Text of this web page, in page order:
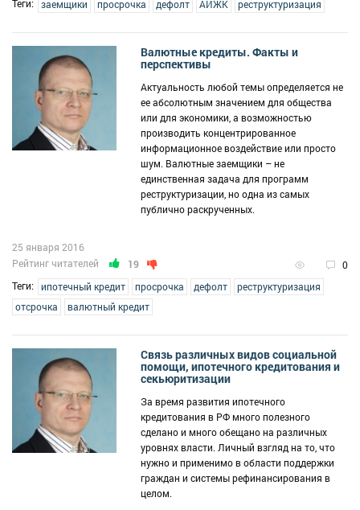
Теги: заемщики просрочка дефолт АИЖК реструктуризация
Валютные кредиты. Факты и
перспективы
Актуальность любой темы определяется не
ее абсолютным значением для общества
или для экономики, а возможностью
производить концентрированное
информационное воздействие или просто
шум. Валютные заемщики – не
единственная задача для программ
реструктуризации, но одна из самых
публично раскрученных.
Рейтинг читателей 19 0
25 января 2016
Теги: ипотечный кредит просрочка дефолт
реструктуризация
отсрочка
валютный кредит
Связь различных видов социальной
помощи, ипотечного кредитования и
секьюритизации
За время развития ипотечного
кредитования в РФ много полезного
сделано и много обещано на различных
уровнях власти. Личный взгляд на то, что
нужно и применимо в области поддержки
граждан и системы рефинансирования в
целом.